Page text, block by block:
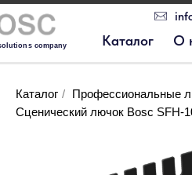
О
Каталог
company
Каталог / Профессиональные
Сценический лючок Bosc SFH-